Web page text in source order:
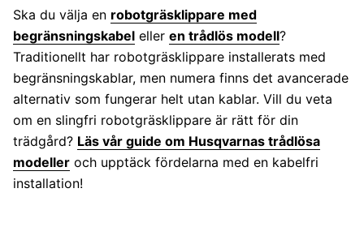
Ska du välja en robotgräsklippare med
begränsningskabel eller en trådlös modell?
Traditionellt har robotgräsklippare installerats med
begränsningskablar, men numera finns det avancerade
alternativ som fungerar helt utan kablar. Vill du veta
om en slingfri robotgräsklippare är rätt för din
trädgård? Läs vår guide om Husqvarnas trådlösa
modeller och upptäck fördelarna med en kabelfri
installation!